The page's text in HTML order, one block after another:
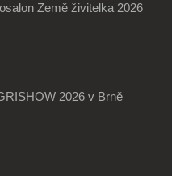
Země živitelka 2026
2026 v Brně